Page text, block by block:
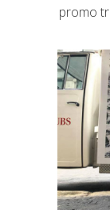
promo